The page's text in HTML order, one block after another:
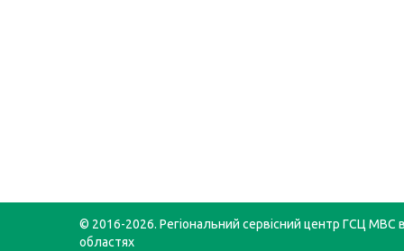
© 2016-2026. Регіональний сервісний центр ГСЦ МВС
областях